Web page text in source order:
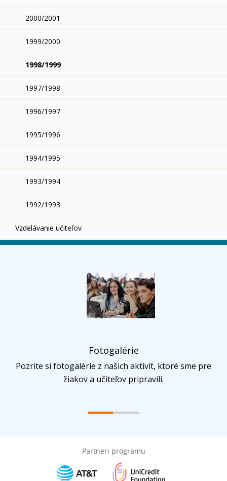
2000/2001
1999/2000
1998/1999
1997/1998
1996/1997
1995/1996
1994/1995
1993/1994
1992/1993
Vzdelávanie učiteľov
Fotogalérie
Pozrite si fotogalérie z našich aktivít, ktoré sme pre
žiakov a učiteľov pripravili.
Partneri programu